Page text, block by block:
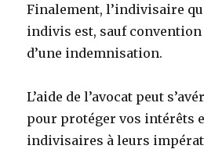
Finalement, l’indivisaire
indivis est, sauf
d’une indemnisation.
L’aide de l’avocat peut
pour protéger vos intérêts
indivisaires à leurs